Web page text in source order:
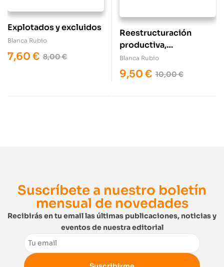
Explotados y excluidos
Blanca Rubio
8,00€
7,60 €
Reestructuración
productiva,
comercialización y
reorganización de la
fuerza de trabajo
agrícola en américa
Blanca Rubio
10,00€
9,50 €
Suscríbete a nuestro boletín
mensual de novedades
Recibirás en tu email las últimas publicaciones, noticias y
eventos de nuestra editorial
Email